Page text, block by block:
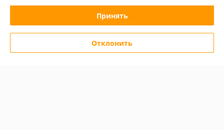
График работы
Политика обработки cookies
Принять
Отклонить